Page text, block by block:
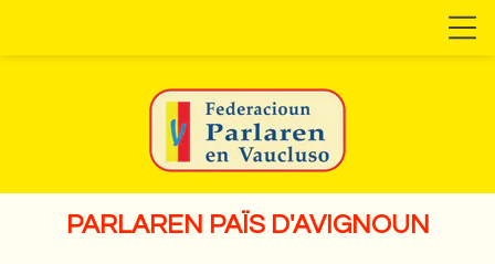
PARLAREN PAÏS D'AVIGNOUN